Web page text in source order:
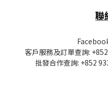
聯
客戶服務及訂單查詢:
批發合作查詢: +852